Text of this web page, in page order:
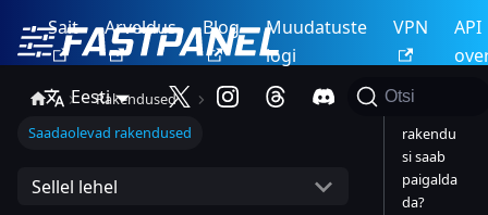
Sait Arveldus Blog
Muudatuste
logi
VPN
API
Eesti
Otsi
Rakendused
Saadaolevad rakendused
Sellel lehel
rakendu
si saab
paigalda
da?